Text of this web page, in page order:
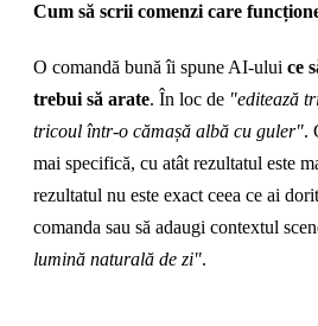
Cum să scrii comenzi care
O comandă bună îi spune AI-ului ce
trebui să arate. În loc de "editează
tricoul într-o cămașă albă cu guler".
mai specifică, cu atât rezultatul este
rezultatul nu este exact ceea ce ai
comanda sau să adaugi contextul
lumină naturală de zi".